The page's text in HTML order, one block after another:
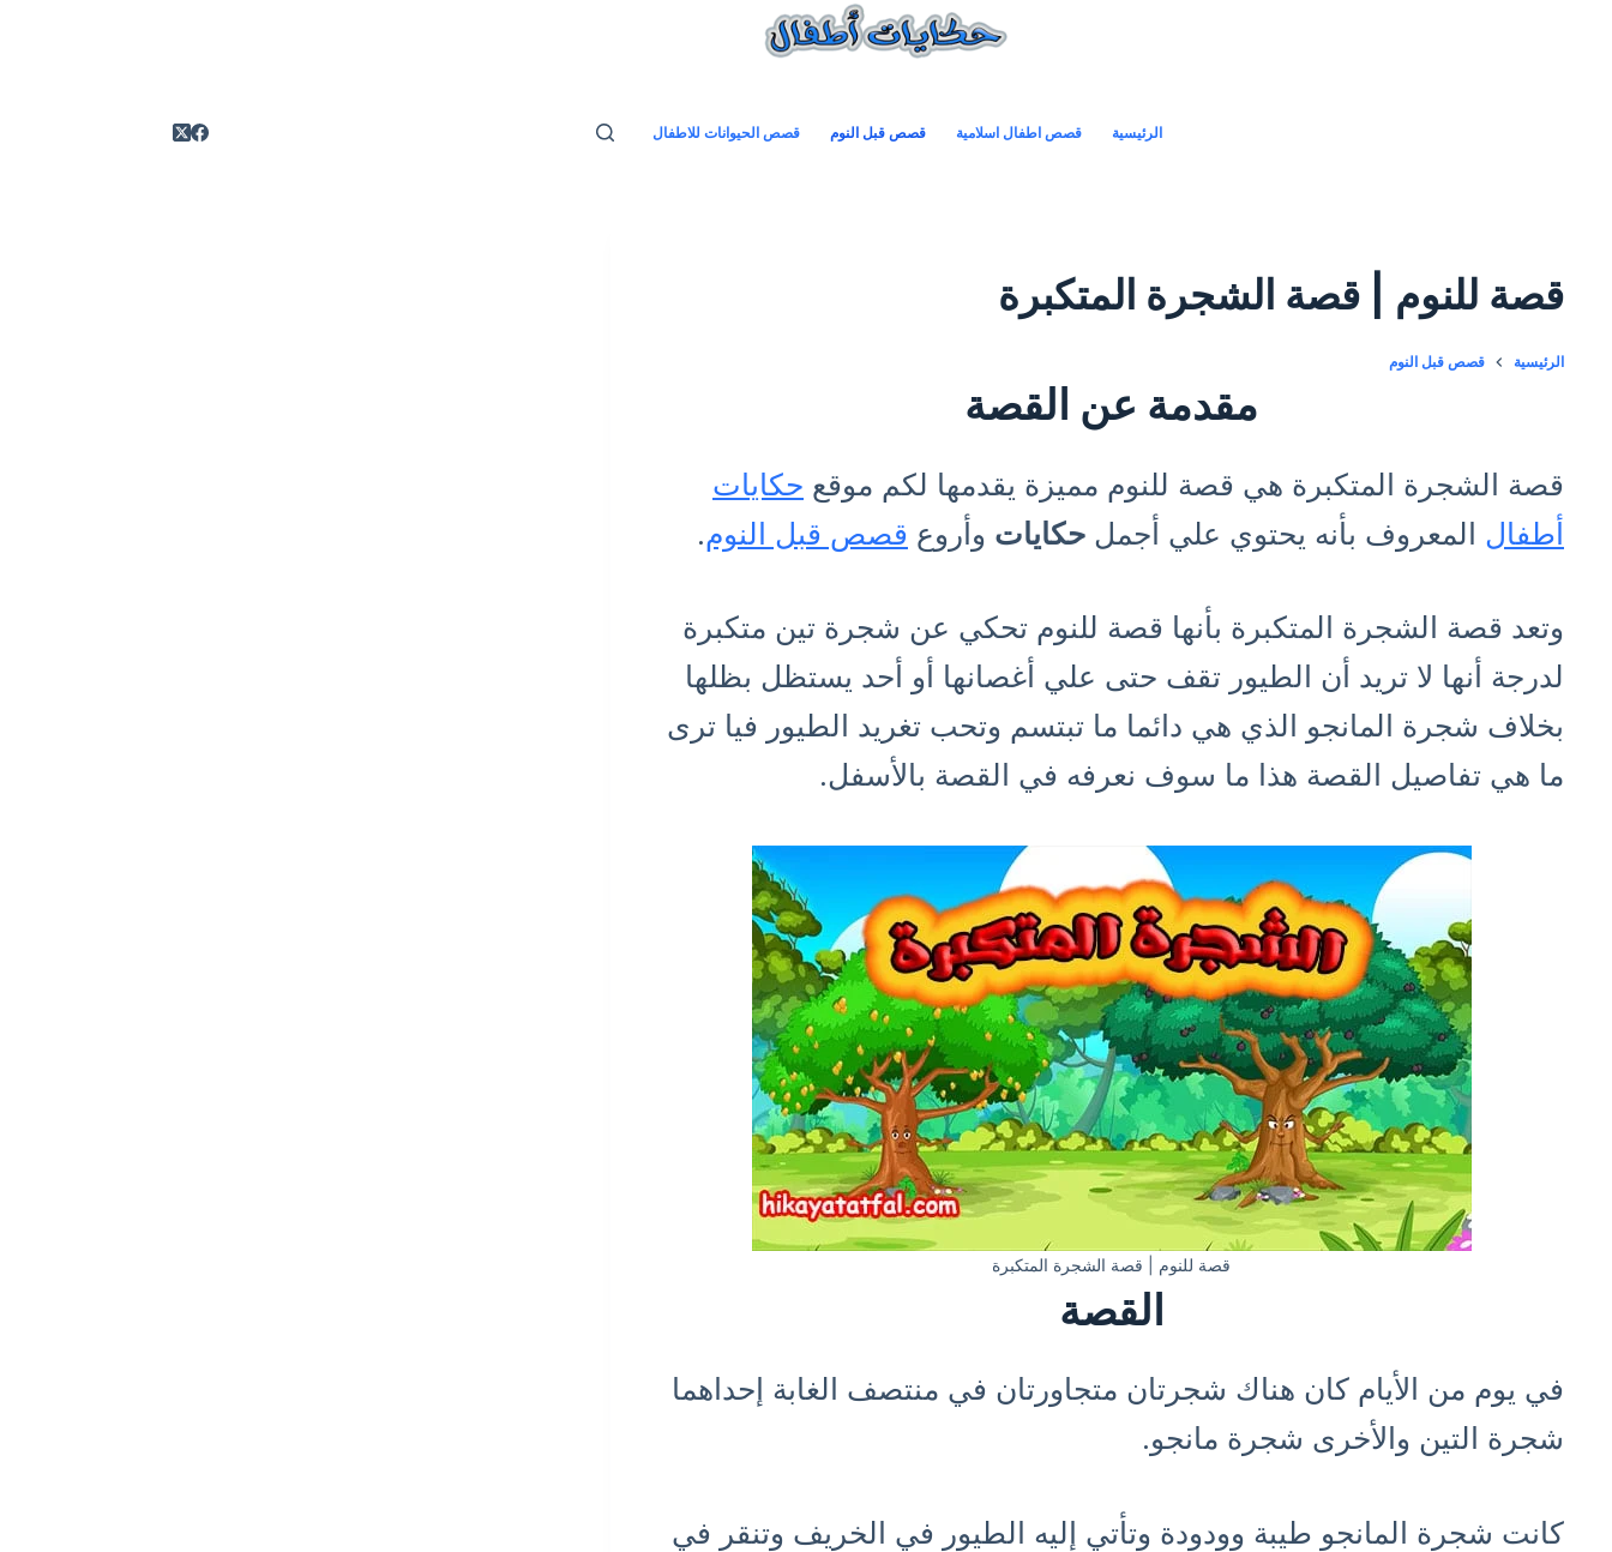
الرئيسية قصص اطفال اسلامية قصص قبل النوم قصص الحيوانات للاطفال
قصة للنوم | قصة الشجرة المتكبرة
الرئيسية قصص قبل النوم
مقدمة عن القصة
قصة الشجرة المتكبرة هي قصة للنوم مميزة يقدمها لكم موقع حكايات
أطفال المعروف بأنه يحتوي علي أجمل حكايات وأروع قصص قبل النوم.
وتعد قصة الشجرة المتكبرة بأنها قصة للنوم تحكي عن شجرة تين متكبرة
لدرجة أنها لا تريد أن الطيور تقف حتى علي أغصانها أو أحد يستظل بظلها
بخلاف شجرة المانجو الذي هي دائما ما تبتسم وتحب تغريد الطيور فيا ترى
ما هي تفاصيل القصة هذا ما سوف نعرفه في القصة بالأسفل.
قصة للنوم | قصة الشجرة المتكبرة
القصة
في يوم من الأيام كان هناك شجرتان متجاورتان في منتصف الغابة إحداهما
شجرة التين والأخرى شجرة مانجو.
كانت شجرة المانجو طيبة وودودة وتأتي إليه الطيور في الخريف وتنقر في